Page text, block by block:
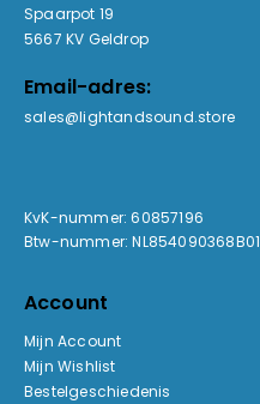
Spaarpot 19
5667 KV Geldrop
Email-adres:
sales@lightandsound.store
KvK-nummer: 60857196
Btw-nummer: NL854090368B01
Account
Mijn Account
Mijn Wishlist
Bestelgeschiedenis